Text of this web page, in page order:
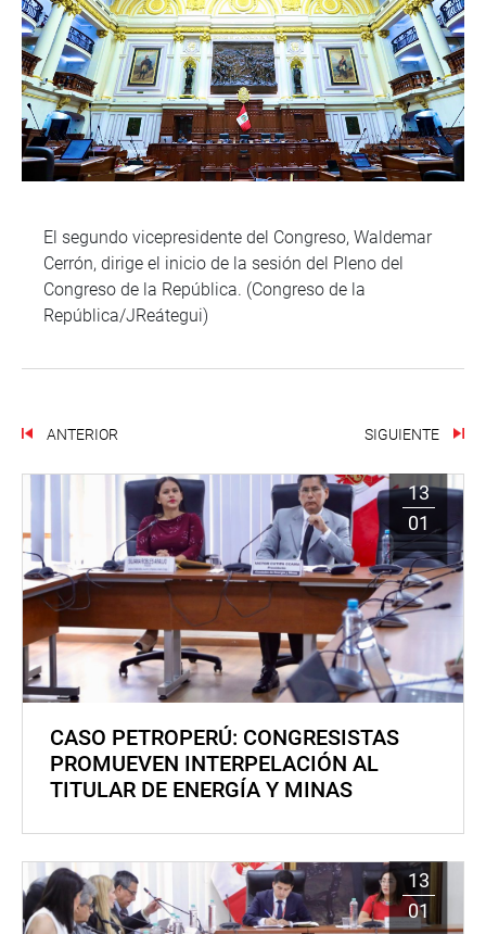
El segundo vicepresidente del Congreso, Waldemar
Cerrón, dirige el inicio de la sesión del Pleno del
Congreso de la República. (Congreso de la
República/JReátegui)
ANTERIOR SIGUIENTE
13
01
CASO PETROPERÚ: CONGRESISTAS
PROMUEVEN INTERPELACIÓN AL
TITULAR DE ENERGÍA Y MINAS
13
01